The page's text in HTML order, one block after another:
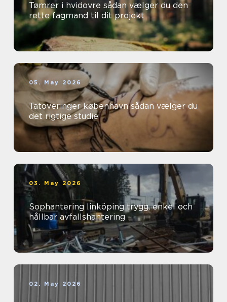
Tømrer i hvidovre sådan vælger du den
rette fagmand til dit projekt
05. May 2026
Tatoveringer københavn sådan vælger du
det rigtige studie
03. May 2026
Sophantering linköping trygg, enkel och
hållbar avfallshantering
02. May 2026